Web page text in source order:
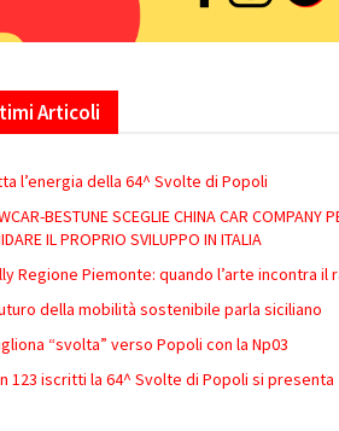
Articoli
l’energia della 64^ Svolte di Popoli
BESTUNE SCEGLIE CHINA CAR COMPANY
IL PROPRIO SVILUPPO IN ITALIA
Regione Piemonte: quando l’arte incontra il
della mobilità sostenibile parla siciliano
“svolta” verso Popoli con la Np03
123 iscritti la 64^ Svolte di Popoli si presenta